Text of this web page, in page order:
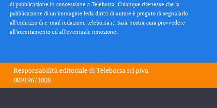
di pubblicazione in concessione a Teleborsa. Chiunque ritenesse che la
pubblicazione di un’immagine leda diritti di autore è pregato di segnalarlo
all’indirizzo di e-mail redazione teleborsa.it. Sarà nostra cura provvedere
all’accertamento ed all’eventuale rimozione.
Responsabilità editoriale diTeleborsa srlpiva
00919671008